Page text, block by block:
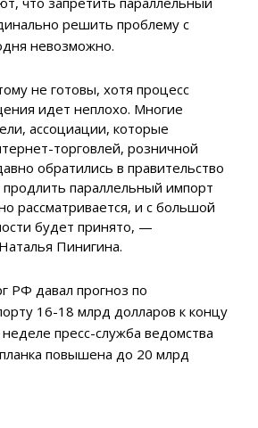
решить проблему с
невозможно.
не готовы, хотя процесс
идет неплохо. Многие
ассоциации, которые
торговлей, розничной
обратились в правительство
параллельный импорт
рассматривается, и с большой
будет принято, —
Пинигина.
РФ давал прогноз по
16-18 млрд долларов к концу
пресс-служба ведомства
повышена до 20 млрд